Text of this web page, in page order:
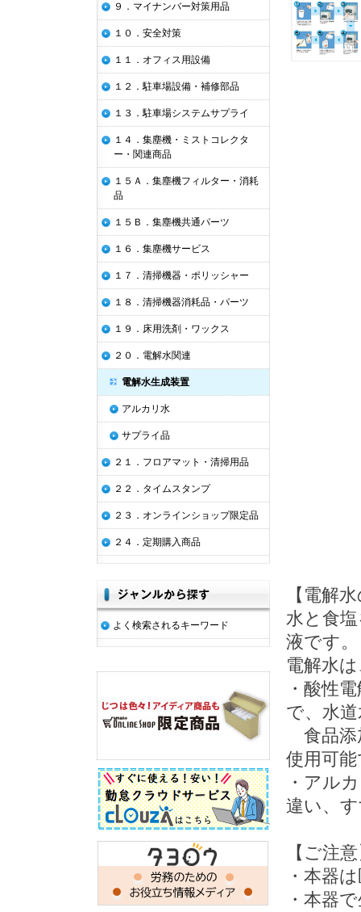
【電解
水と食
液です。
電解水
・酸性
で、水
食品添
使用可
・アル
違い、
【ご注
・本器
・本器
９．マイナンバー対策用品
１０．安全対策
１１．オフィス用設備
１２．駐車場設備・補修部品
１３．駐車場システムサプライ
１４．集塵機・ミストコレクタ
ー・関連商品
１５Ａ．集塵機フィルター・消耗
品
１５Ｂ．集塵機共通パーツ
１６．集塵機サービス
１７．清掃機器・ポリッシャー
１８．清掃機器消耗品・パーツ
１９．床用洗剤・ワックス
２０．電解水関連
電解水生成装置
アルカリ水
サプライ品
２１．フロアマット・清掃用品
２２．タイムスタンプ
２３．オンラインショップ限定品
２４．定期購入商品
よく検索されるキーワード